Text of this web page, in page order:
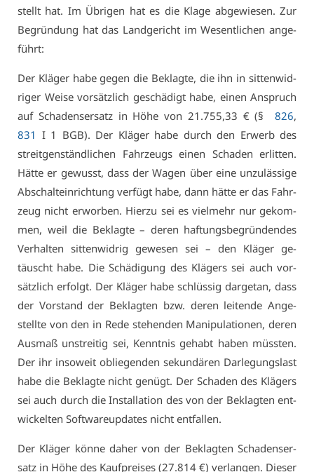
stellt hat. Im Üb­ri­gen hat es die Kla­ge ab­ge­wie­sen. Zur
Be­grün­dung hat das Land­ge­richt im We­sent­li­chen an­ge­
führt:
Der Klä­ger ha­be ge­gen die Be­klag­te, die ihn in sit­ten­wid­
ri­ger Wei­se vor­sätz­lich ge­schä­digt ha­be, ei­nen An­spruch
auf Scha­dens­er­satz in Hö­he von 21.755,33 € (§ 826,
831 I 1 BGB). Der Klä­ger ha­be durch den Er­werb des
streit­gen­ständ­li­chen Fahr­zeugs ei­nen Scha­den er­lit­ten.
Hät­te er ge­wusst, dass der Wa­gen über ei­ne un­zu­läs­si­ge
Ab­schalt­ein­rich­tung ver­fügt ha­be, dann hät­te er das Fahr­
zeug nicht er­wor­ben. Hier­zu sei es viel­mehr nur ge­kom­
men, weil die Be­klag­te – de­ren haf­tungs­be­grün­den­des
Ver­hal­ten sit­ten­wid­rig ge­we­sen sei – den Klä­ger ge­
täuscht ha­be. Die Schä­di­gung des Klä­gers sei auch vor­
sätz­lich er­folgt. Der Klä­ger ha­be schlüs­sig dar­ge­tan, dass
der Vor­stand der Be­klag­ten bzw. de­ren lei­ten­de An­ge­
stell­te von den in Re­de ste­hen­den Ma­ni­pu­la­tio­nen, de­ren
Aus­maß un­strei­tig sei, Kennt­nis ge­habt ha­ben müss­ten.
Der ihr in­so­weit ob­lie­gen­den se­kun­dä­ren Dar­le­gungs­last
ha­be die Be­klag­te nicht ge­nügt. Der Scha­den des Klä­gers
sei auch durch die In­stal­la­ti­on des von der Be­klag­ten ent­
wi­ckel­ten Soft­ware­up­dates nicht ent­fal­len.
Der Klä­ger kön­ne da­her von der Be­klag­ten Scha­dens­er­
satz in Hö­he des Kauf­prei­ses (27.814 €) ver­lan­gen. Die­ser